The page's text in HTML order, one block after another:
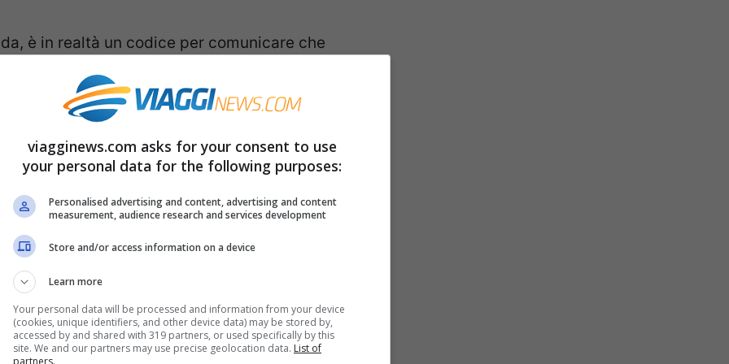
è in realtà un codice per comunicare che
o molestie che spesso oltre alla
di non sapere a chi e come
sta succedendo.
importante per evitare alle donne lo
a come fare e come procedere. Con
di protezione parte in automatico,
Inoltre questa innocua domanda evita
che la situazione possa degenerare.
viagginews.com asks for your consent to use
your personal data for the following purposes:
Personalised advertising and content, advertising and content
measurement, audience research and services development
Store and/or access information on a device
Learn more
Your personal data will be processed and information from your device
(cookies, unique identifiers, and other device data) may be stored by,
accessed by and shared with 319 partners, or used specifically by this
site. We and our partners may use precise geolocation data. List of
partners.